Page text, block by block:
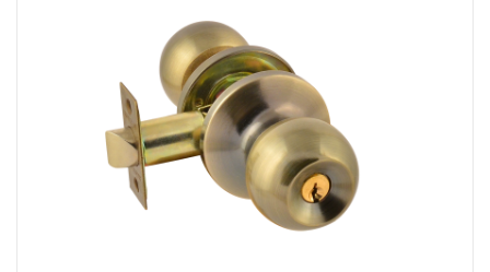
Электроды и проволока